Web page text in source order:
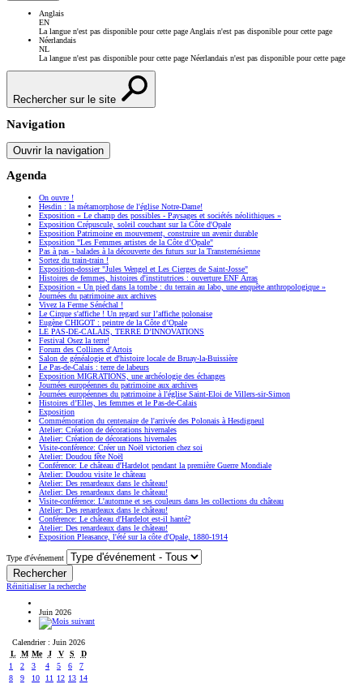
Anglais
EN
La langue n'est pas disponible pour cette page Anglais n'est pas disponible pour cette page
Néerlandais
NL
La langue n'est pas disponible pour cette page Néerlandais n'est pas disponible pour cette page
Rechercher sur le site
Navigation
Ouvrir la navigation
Agenda
On ouvre !
Hesdin : la métamorphose de l'église Notre-Dame!
Exposition « Le champ des possibles - Paysages et sociétés néolithiques »
Exposition Crépuscule, soleil couchant sur la Côte d'Opale
Exposition Patrimoine en mouvement, construire un avenir durable
Exposition "Les Femmes artistes de la Côte d’Opale"
Pas à pas - balades à la découverte des futurs sur la Transternésienne
Sortez du train-train !
Exposition-dossier "Jules Wengel et Les Cierges de Saint-Josse"
Histoires de femmes, histoires d'institutrices : ouverture ENF Arras
Exposition « Un pied dans la tombe : du terrain au labo, une enquête anthropologique »
Journées du patrimoine aux archives
Vivez la Ferme Sénéchal !
Le Cirque s'affiche ! Un regard sur l’affiche polonaise
Eugène CHIGOT : peintre de la Côte d’Opale
LE PAS-DE-CALAIS, TERRE D’INNOVATIONS
Festival Osez la terre!
Forum des Collines d'Artois
Salon de généalogie et d'histoire locale de Bruay-la-Buissière
Le Pas-de-Calais : terre de labeurs
Exposition MIGRATIONS, une archéologie des échanges
Journées européennes du patrimoine aux archives
Journées européennes du patrimoine à l'église Saint-Eloi de Villers-sir-Simon
Histoires d’Elles, les femmes et le Pas-de-Calais
Exposition
Commémoration du centenaire de l'arrivée des Polonais à Hesdigneul
Atelier: Création de décorations hivernales
Atelier: Création de décorations hivernales
Visite-conférence: Créer un Noël victorien chez soi
Atelier: Doudou fête Noël
Conférence: Le château d'Hardelot pendant la première Guerre Mondiale
Atelier: Doudou visite le château
Atelier: Des renardeaux dans le château!
Atelier: Des renardeaux dans le château!
Visite-conférence: L'automne et ses couleurs dans les collections du château
Atelier: Des renardeaux dans le château!
Conférence: Le château d'Hardelot est-il hanté?
Atelier: Des renardeaux dans le château!
Exposition Pleasance, l'été sur la côte d'Opale, 1880-1914
Type d'événement
Réinitialiser la recherche
Juin 2026
Calendrier : Juin 2026
L M Me J V S
D
1
2 3 4 5 6
7
8
9 10 11 12 13 14